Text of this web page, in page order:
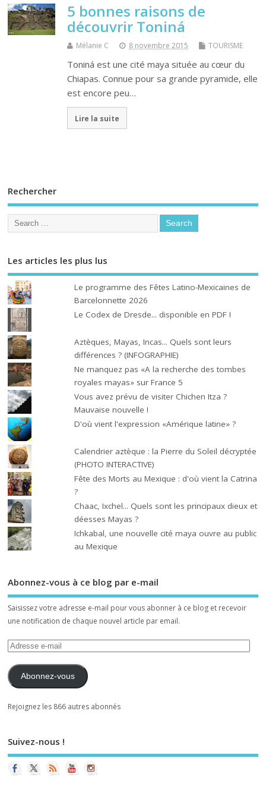
5 bonnes raisons de
découvrir Toniná
Mélanie C 8 novembre 2015 TOURISME
Toniná est une cité maya située au cœur du
Chiapas. Connue pour sa grande pyramide, elle
est encore peu…
Lire la suite
Rechercher
Les articles les plus lus
Le programme des Fêtes Latino-Mexicaines de
Barcelonnette 2026
Le Codex de Dresde... disponible en PDF !
Aztèques, Mayas, Incas... Quels sont leurs
différences ? (INFOGRAPHIE)
Ne manquez pas «A la recherche des tombes
royales mayas» sur France 5
Vous avez prévu de visiter Chichen Itza ?
Mauvaise nouvelle !
D'où vient l'expression «Amérique latine» ?
Calendrier aztèque : la Pierre du Soleil décryptée
(PHOTO INTERACTIVE)
Fête des Morts au Mexique : d'où vient la Catrina
?
Chaac, Ixchel... Quels sont les principaux dieux et
déesses Mayas ?
Ichkabal, une nouvelle cité maya ouvre au public
au Mexique
Abonnez-vous à ce blog par e-mail
Saisissez votre adresse e-mail pour vous abonner à ce blog et recevoir
une notification de chaque nouvel article par email.
Abonnez-vous
Rejoignez les 866 autres abonnés
Suivez-nous !